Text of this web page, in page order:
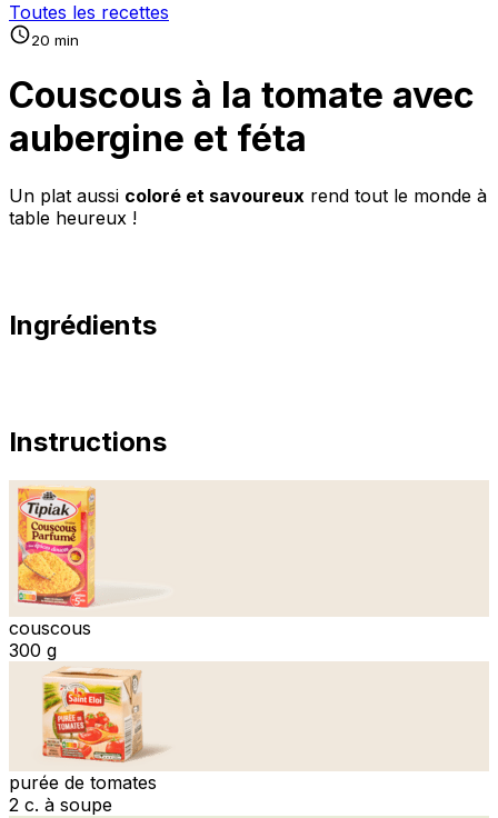
Toutes les recettes
20 min
Couscous à la tomate avec
aubergine et féta
Un plat aussi coloré et savoureux rend tout le monde à
table heureux !
Ingrédients
Instructions
couscous
300 g
purée de tomates
2 c. à soupe